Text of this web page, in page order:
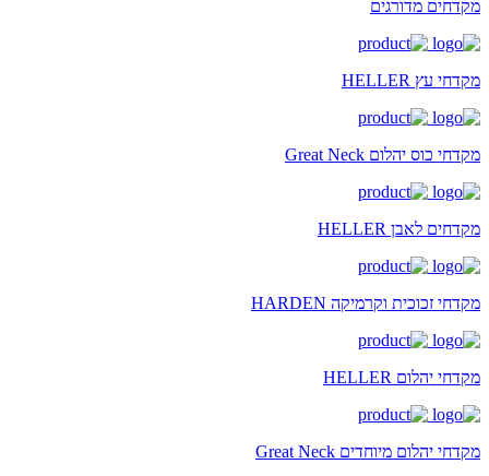
מקדחים מדורגים
מקדחי עץ HELLER
מקדחי כוס יהלום Great Neck
מקדחים לאבן HELLER
מקדחי זכוכית וקרמיקה HARDEN
מקדחי יהלום HELLER
מקדחי יהלום מיוחדים Great Neck